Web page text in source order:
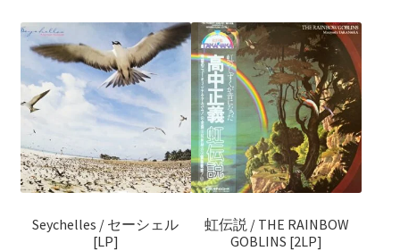
Seychelles / セーシェル
[LP]
虹伝説 / THE RAINBOW
GOBLINS [2LP]